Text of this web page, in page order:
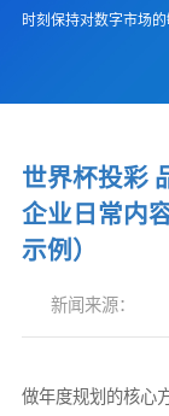
时刻保持对数字市场
世界杯投彩
企业日常内
示例）
新闻来源：
做年度规划的核心